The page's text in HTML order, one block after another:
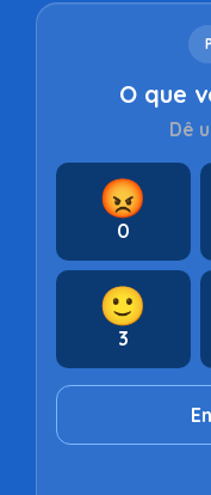
O que
Dê
😡
0
🙂
3